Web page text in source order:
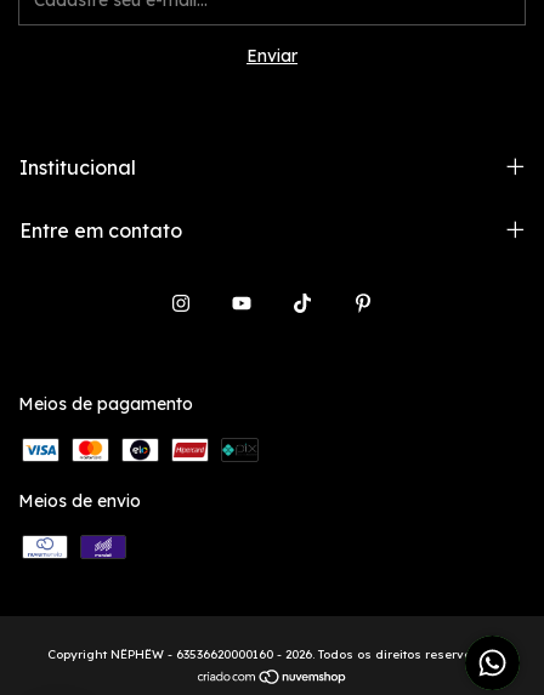
Institucional
Entre em contato
Meios de pagamento
Meios de envio
Copyright NËPHËW - 63536620000160 - 2026. Todos os direitos reservados.